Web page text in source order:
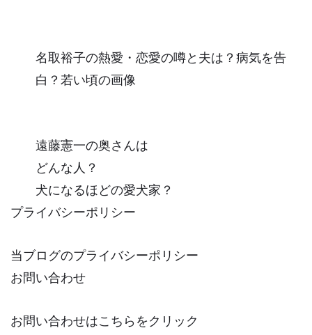
名取裕子の熱愛・恋愛の噂と夫は？病気を告
白？若い頃の画像
遠藤憲一の奥さんは
どんな人？
犬になるほどの愛犬家？
プライバシーポリシー
当ブログのプライバシーポリシー
お問い合わせ
お問い合わせはこちらをクリック